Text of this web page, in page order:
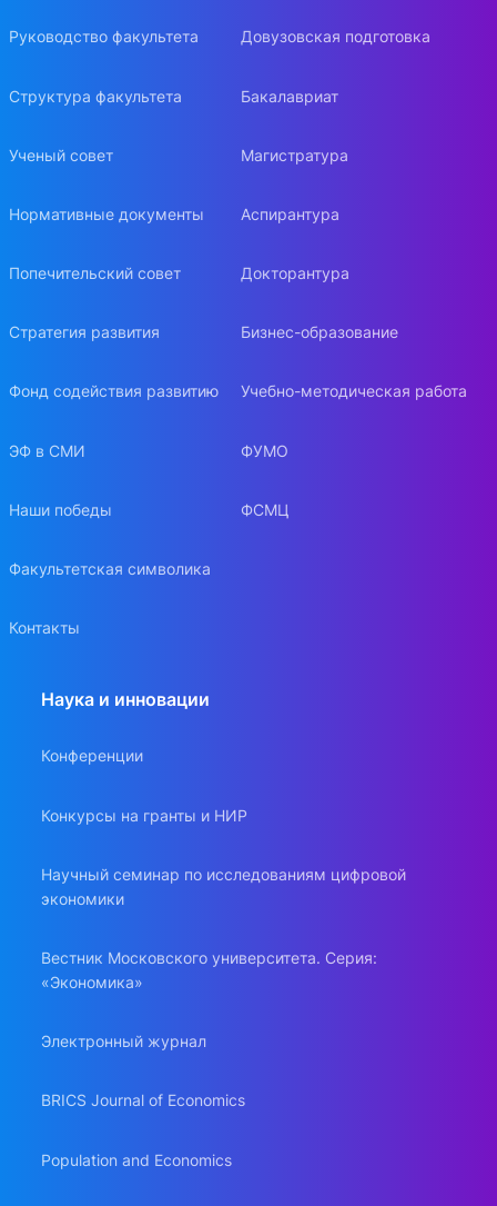
Руководство факультета
Структура факультета
Ученый совет
Нормативные документы
Попечительский совет
Стратегия развития
Фонд содействия развитию
ЭФ в СМИ
Наши победы
Факультетская символика
Контакты
Довузовская подготовка
Бакалавриат
Магистратура
Аспирантура
Докторантура
Бизнес-образование
Учебно-методическая работа
ФУМО
ФСМЦ
Наука и инновации
Конференции
Конкурсы на гранты и НИР
Научный семинар по исследованиям цифровой
экономики
Вестник Московского университета. Серия:
«Экономика»
Электронный журнал
BRICS Journal of Economics
Population and Economics